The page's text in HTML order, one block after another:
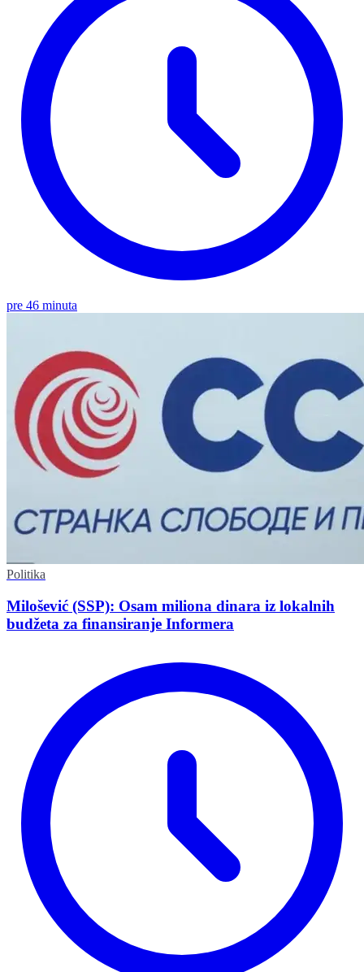
pre 46 minuta
Politika
Milošević (SSP): Osam miliona dinara iz lokalnih
budžeta za finansiranje Informera